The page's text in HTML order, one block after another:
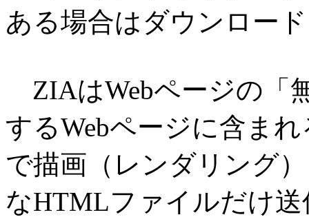
ある場合はダウンロー
ZIAはWebページの「
するWebページに含ま
で描画（レンダリング
なHTMLファイルだけ